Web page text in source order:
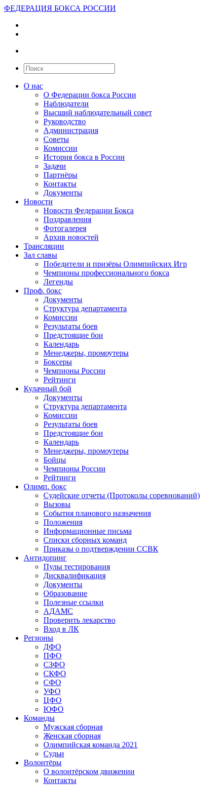
ФЕДЕРАЦИЯ БОКСА РОССИИ
О нас
О Федерации бокса России
Наблюдатели
Высший наблюдательный совет
Руководство
Администрация
Советы
Комиссии
История бокса в России
Задачи
Партнёры
Контакты
Документы
Новости
Новости Федерации Бокса
Поздравления
Фотогалерея
Архив новостей
Трансляции
Зал славы
Победители и призёры Олимпийских Игр
Чемпионы профессионального бокса
Легенды
Проф. бокс
Документы
Структура департамента
Комиссии
Результаты боев
Предстоящие бои
Календарь
Менеджеры, промоутеры
Боксеры
Чемпионы России
Рейтинги
Кулачный бой
Документы
Структура департамента
Комиссии
Результаты боев
Предстоящие бои
Календарь
Менеджеры, промоутеры
Бойцы
Чемпионы России
Рейтинги
Олимп. бокс
Судейские отчеты (Протоколы соревнований)
Вызовы
События планового назначения
Положения
Информационные письма
Списки сборных команд
Приказы о подтверждении ССВК
Антидопинг
Пулы тестирования
Дисквалификация
Документы
Образование
Полезные ссылки
АДАМС
Проверить лекарство
Вход в ЛК
Регионы
ДФО
ПФО
СЗФО
СКФО
СФО
УФО
ЦФО
ЮФО
Команды
Мужская сборная
Женская сборная
Олимпийская команда 2021
Судьи
Волонтёры
О волонтёрском движении
Контакты